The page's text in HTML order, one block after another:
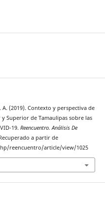
(2019). Contexto y perspectiva de
Superior de Tamaulipas sobre las
19. Reencuentro. Análisis De
a partir de
reencuentro/article/view/1025